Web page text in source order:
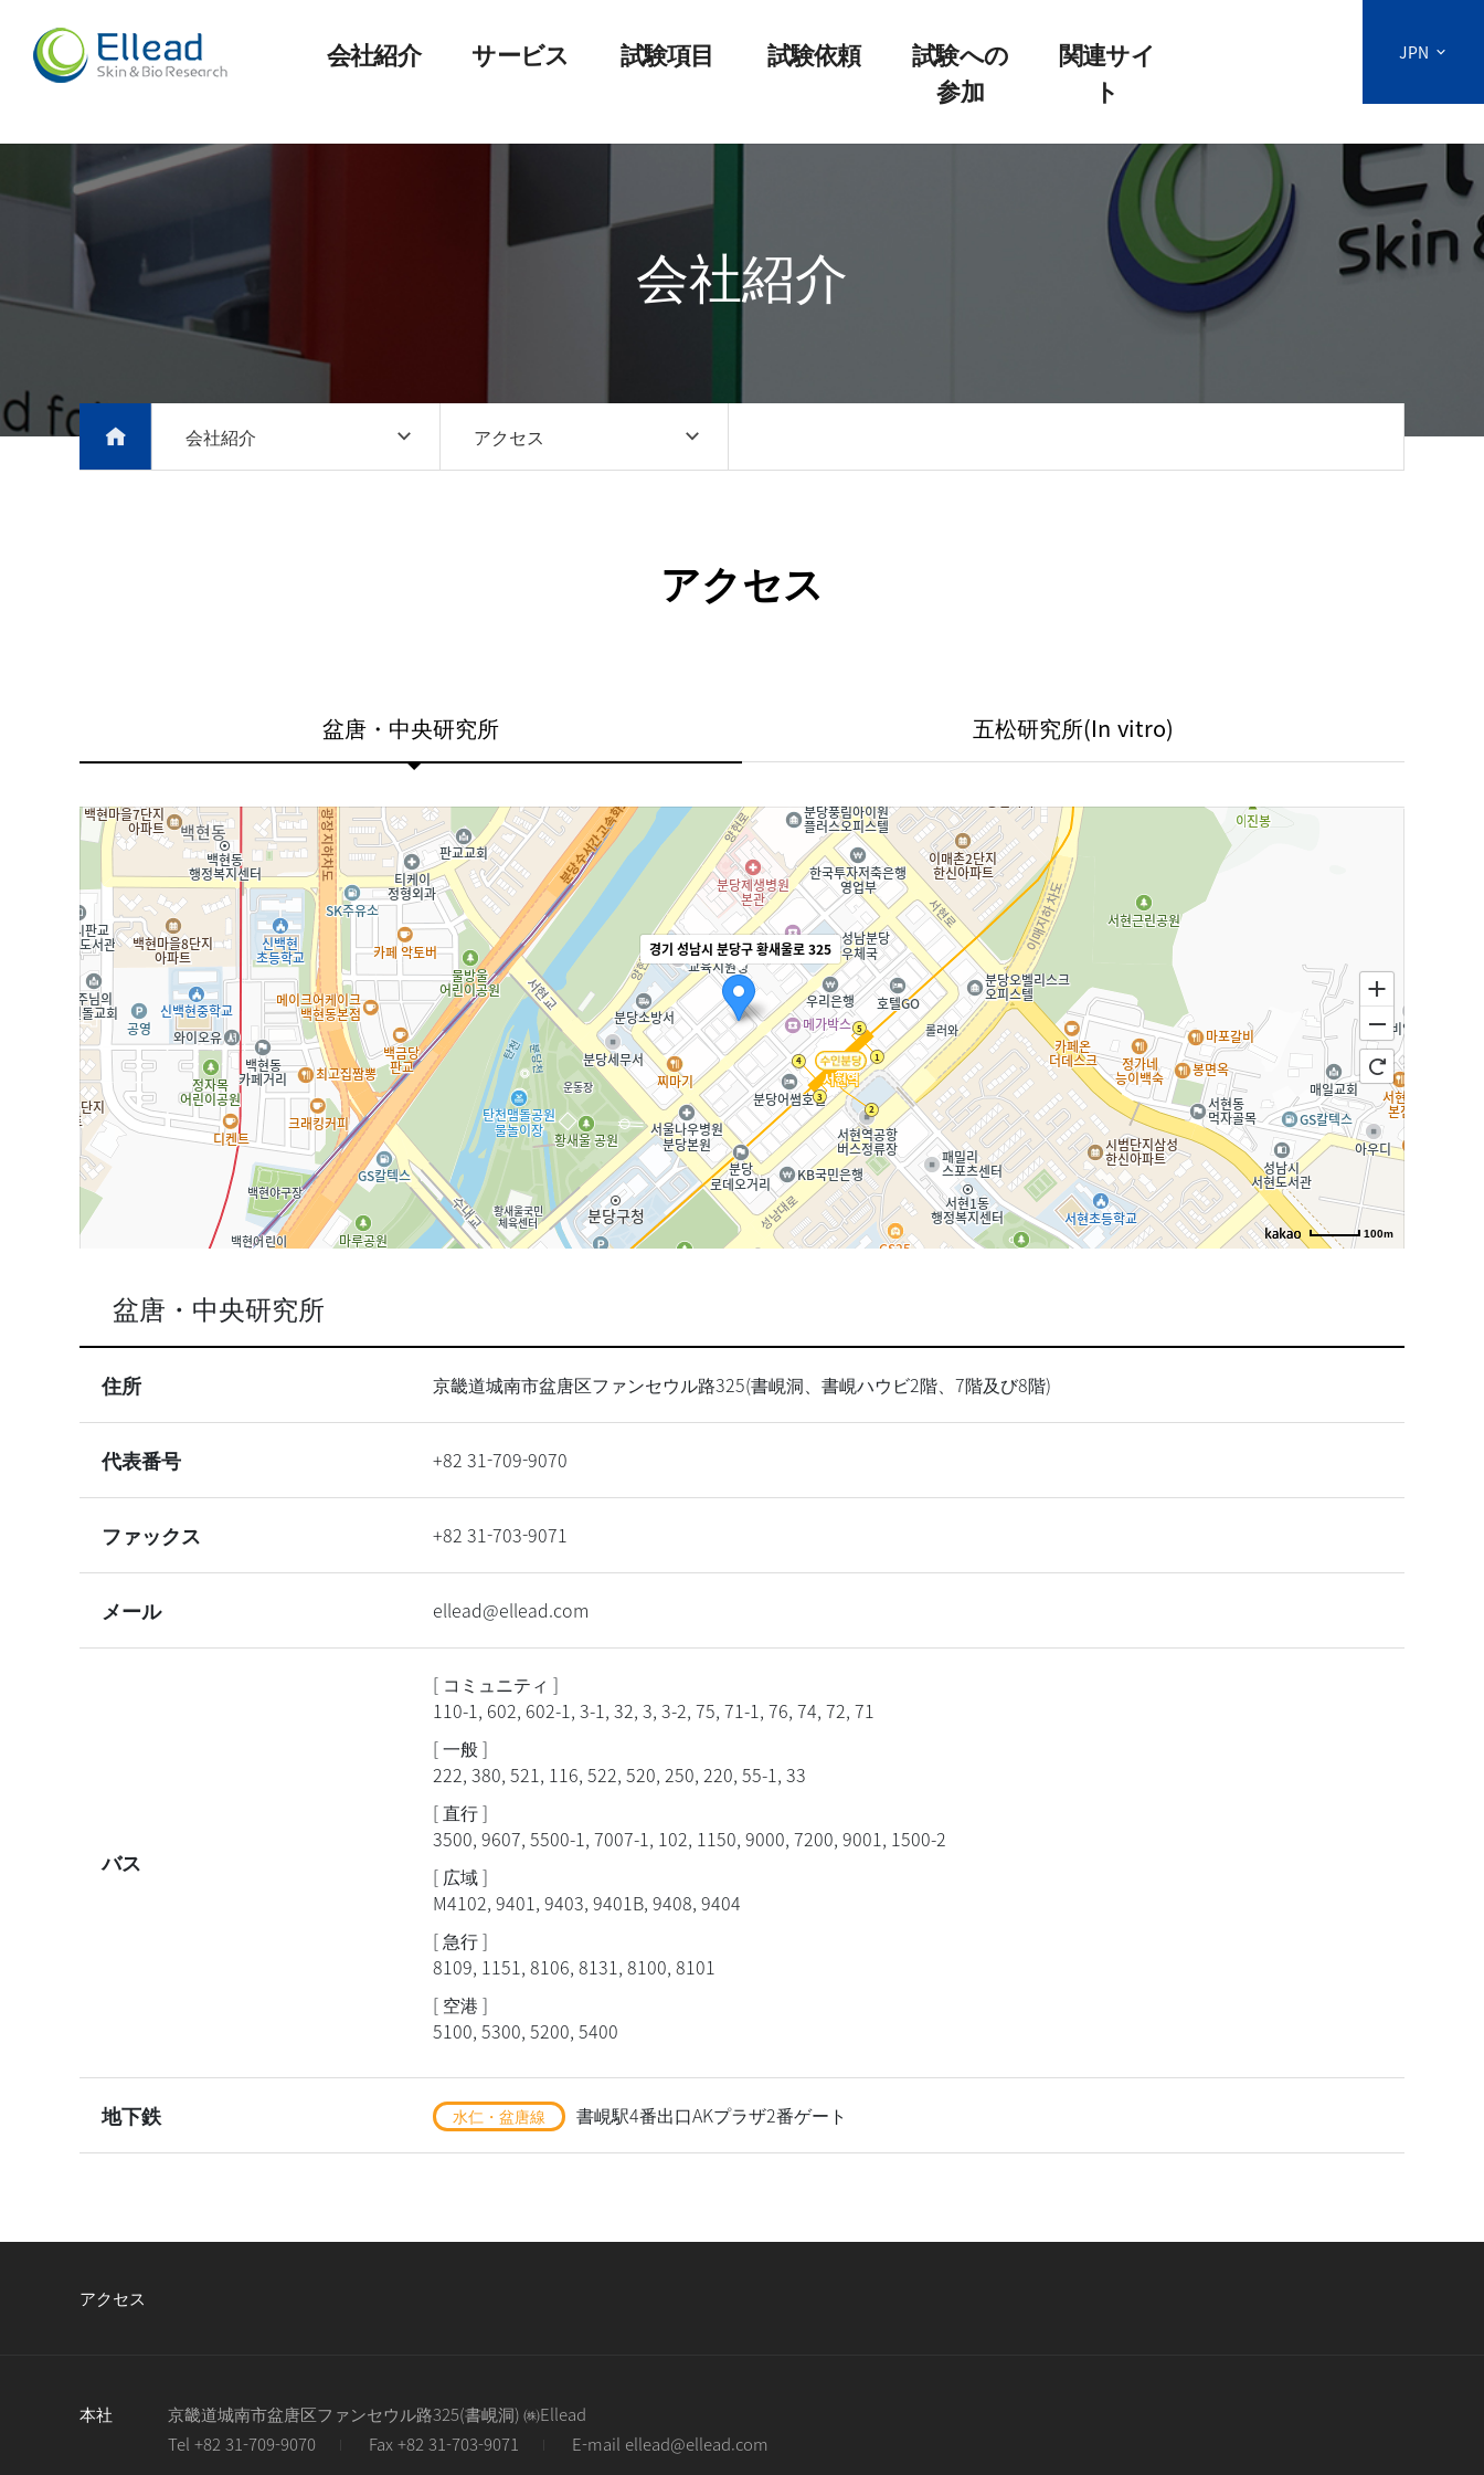
会社紹介 サービス 試験項目 試験依頼
試験への
参加
関連サイ
ト
JPN
会社紹介
会社紹介 アクセス
アクセス
盆唐・中央研究所 五松研究所(In vitro)
경기 성남시 분당구 황새울로 325
100m
盆唐・中央研究所
住所 京畿道城南市盆唐区ファンセウル路325(書峴洞、書峴ハウビ2階、7階及び8階)
代表番号 +82 31-709-9070
ファックス +82 31-703-9071
メール ellead@ellead.com
バス
[ コミュニティ ]
110-1, 602, 602-1, 3-1, 32, 3, 3-2, 75, 71-1, 76, 74, 72, 71
[ 一般 ]
222, 380, 521, 116, 522, 520, 250, 220, 55-1, 33
[ 直行 ]
3500, 9607, 5500-1, 7007-1, 102, 1150, 9000, 7200, 9001, 1500-2
[ 広域 ]
M4102, 9401, 9403, 9401B, 9408, 9404
[ 急行 ]
8109, 1151, 8106, 8131, 8100, 8101
[ 空港 ]
5100, 5300, 5200, 5400
地下鉄 水仁・盆唐線 書峴駅4番出口AKプラザ2番ゲート
アクセス
本社
京畿道城南市盆唐区ファンセウル路325(書峴洞) ㈱Ellead
Tel +82 31-709-9070
Fax +82 31-703-9071 E-mail ellead@ellead.com